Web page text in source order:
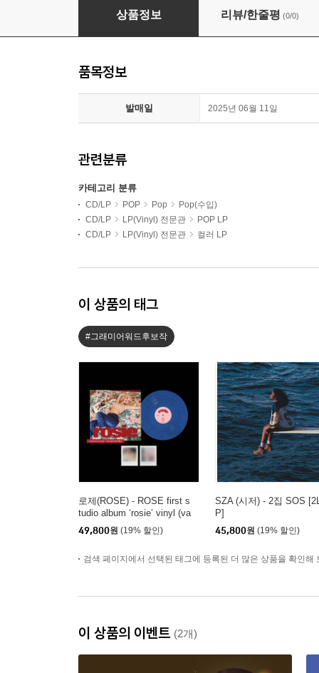
Miley Cyrus (마일리 사이러스) - 9집
상품정보 리뷰/한줄평 (0/0)
품목정보
발매일 2025년 06월 11일
관련분류
카테고리 분류
CD/LP POP Pop
Pop(수입)
CD/LP
LP(Vinyl) 전문관
POP LP
CD/LP
LP(Vinyl) 전문관 컬러 LP
이 상품의 태그
#그래미어워드후보작
로제(ROSE) - ROSE first s
tudio album ‘rosie’ vinyl (va
mpirehollie edition blue) [블
루 컬러 LP]
49,800원 (19% 할인)
SZA (시저) - 2집 SOS
P]
45,800원 (19% 할인)
검색 페이지에서 선택된 태그에 등록된 더 많은 상품을 확인해
이 상품의 이벤트 (2개)